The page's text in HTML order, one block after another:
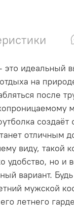
идеальный
на
отличным
виду, такой
удобство, но
вариант.
мужской
летнего